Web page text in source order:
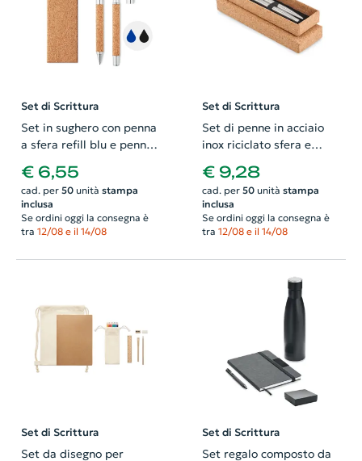
Set di Scrittura
Set in sughero con penna
a sfera refill blu e penna
confezione regaro in
sughero
€ 6,55
cad. per 50unità stampa
inclusa
Se ordini oggi la consegna è
tra 12/08 e il 14/08
Set di Scrittura
Set di penne in acciaio
inox riciclato sfera e
sughero
€ 9,28
cad. per 50unità stampa
inclusa
Se ordini oggi la consegna è
tra 12/08 e il 14/08
Set di Scrittura
Set da disegno per
Set di Scrittura
Set regalo composto da